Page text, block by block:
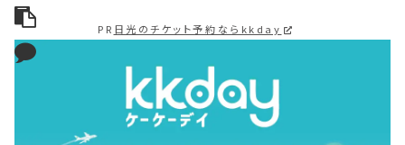
PR 日光のチケット予約ならkkday